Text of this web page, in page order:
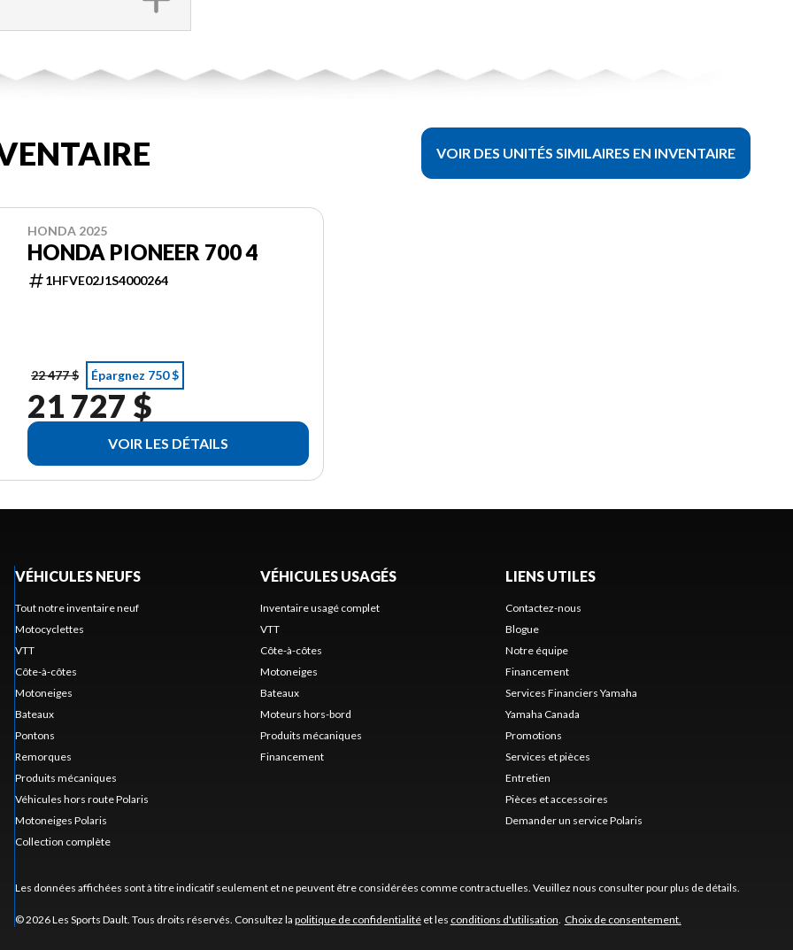
VOIR DES UNITÉS SIMILAIRES EN INVENTAIRE
HONDA 2025
HONDA PIONEER 700 4
1HFVE02J1S4000264
22 477 $ Épargnez 750 $
21 727 $
VOIR LES DÉTAILS
VÉHICULES NEUFS
Tout notre inventaire neuf
Motocyclettes
VTT
Côte-à-côtes
Motoneiges
Bateaux
Pontons
Remorques
Produits mécaniques
Véhicules hors route Polaris
Motoneiges Polaris
Collection complète
VÉHICULES USAGÉS
Inventaire usagé complet
VTT
Côte-à-côtes
Motoneiges
Bateaux
Moteurs hors-bord
Produits mécaniques
Financement
LIENS UTILES
Contactez-nous
Blogue
Notre équipe
Financement
Services Financiers Yamaha
Yamaha Canada
Promotions
Services et pièces
Entretien
Pièces et accessoires
Demander un service Polaris
Les données affichées sont à titre indicatif seulement et ne peuvent être considérées comme contractuelles. Veuillez nous consulter pour plus de détails.
© 2026 Les Sports Dault. Tous droits réservés. Consultez la politique de confidentialitéet les conditions d'utilisation Choix de consentement.